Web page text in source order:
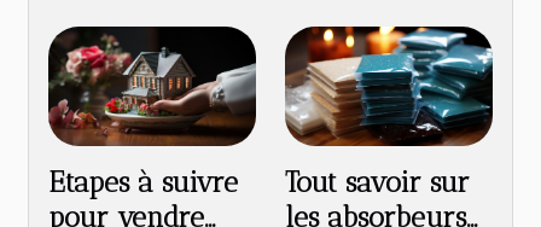
Etapes à suivre
pour vendre
Tout savoir sur
les absorbeurs